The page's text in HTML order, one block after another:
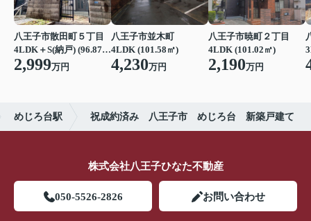
八王子市散田町５丁目
4LDK＋S(納戸) (96.87㎡)
2,999万円
八王子市並木町
4LDK (101.58㎡)
4,230万円
八王子市暁町２丁目
4LDK (101.02㎡)
2,190万円
めじろ台駅 祝成約済み 八王子市 めじろ台 新築戸建て
株式会社八王子ひなた不動産
050-5526-2826 お問い合わせ